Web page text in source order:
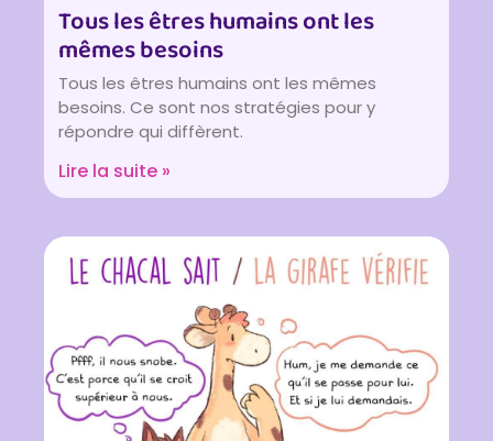
Tous les êtres humains ont les
mêmes besoins
Tous les êtres humains ont les mêmes
besoins. Ce sont nos stratégies pour y
répondre qui diffèrent.
Lire la suite »